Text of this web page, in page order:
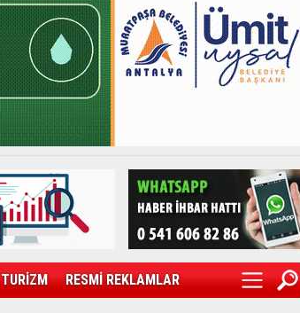
TURİZM RESMİ REKLAMLAR